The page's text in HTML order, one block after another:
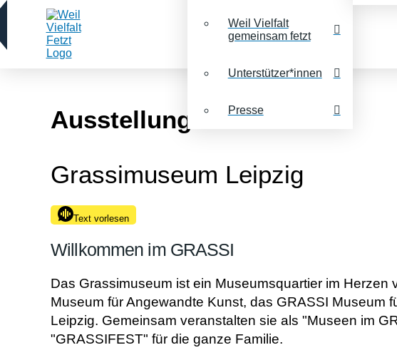
Weil Vielfalt
gemeinsam fetzt
Unterstützer*innen
Presse
Ausstellungsort
Grassimuseum Leipzig
Text vorlesen
Willkommen im GRASSI
Das Grassimuseum ist ein Museumsquartier im
Museum für Angewandte Kunst, das GRASSI
Leipzig. Gemeinsam veranstalten sie als "Museen im
"GRASSIFEST" für die ganze Familie.